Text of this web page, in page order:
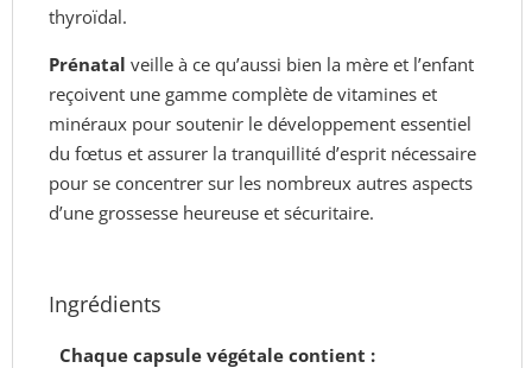
thyroïdal.
Prénatal veille à ce qu’aussi bien la mère et l’enfant
reçoivent une gamme complète de vitamines et
minéraux pour soutenir le développement essentiel
du fœtus et assurer la tranquillité d’esprit nécessaire
pour se concentrer sur les nombreux autres aspects
d’une grossesse heureuse et sécuritaire.
Ingrédients
Chaque capsule végétale contient :